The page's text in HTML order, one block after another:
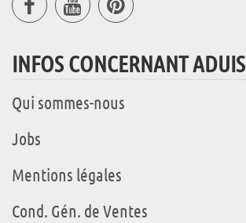
INFOS CONCERNANT ADUIS
Qui sommes-nous
Jobs
Mentions légales
Cond. Gén. de Ventes